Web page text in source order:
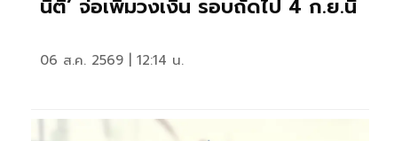
นิติ’ จ่อเพิ่มวงเงิน รอบถัดไป 4 ก.ย.นี้
06 ส.ค. 2569 | 12:14 น.